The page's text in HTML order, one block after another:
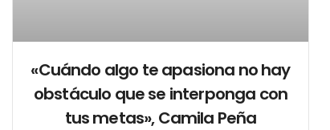
«Cuándo algo te apasiona no hay
obstáculo que se interponga con
tus metas», Camila Peña